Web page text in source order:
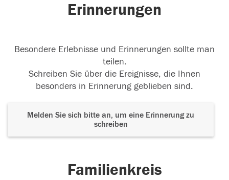
Erinnerungen
Besondere Erlebnisse und Erinnerungen sollte man
teilen.
Schreiben Sie über die Ereignisse, die Ihnen
besonders in Erinnerung geblieben sind.
Melden Sie sich bitte an, um eine Erinnerung zu
schreiben
Familienkreis